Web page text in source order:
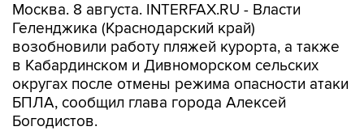
Москва. 8 августа. INTERFAX.RU - Власти
Геленджика (Краснодарский край)
возобновили работу пляжей курорта, а также
в Кабардинском и Дивноморском сельских
округах после отмены режима опасности атаки
БПЛА, сообщил глава города Алексей
Богодистов.